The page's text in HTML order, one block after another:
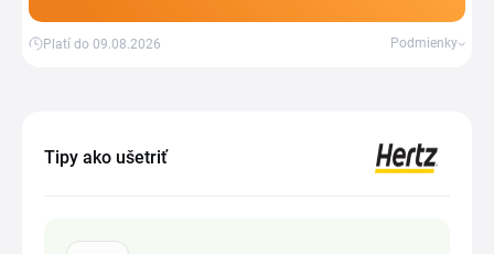
Platí do 09.08.2026 Podmienky
Tipy ako ušetriť